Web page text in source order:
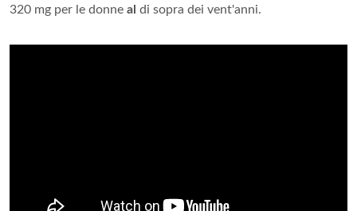
320 mg per le donne al di sopra dei vent'anni.